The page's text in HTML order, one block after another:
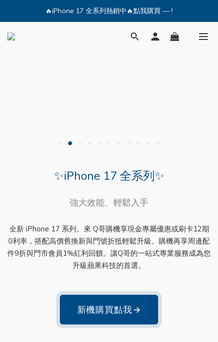
🔥iPhone 17 全系列熱銷中🔥點我購買 — !
💕加入Q哥 Line 新好友領優惠券！🎫
🔥iPhone 17 全系列熱銷中🔥點我購買 — !
✨iPhone 17 全系列✨
強大效能、輕鬆入手
全新 iPhone 17 系列。來 Q哥購機享現金專屬優惠或刷卡12期
0利率，搭配高價舊換新與門號折抵輕鬆升級。購機再享周邊配
件9折與門市會員1%紅利回饋。讓Q哥的一站式專業服務成為您
升級蘋果科技的首選。
新機購買點我 →